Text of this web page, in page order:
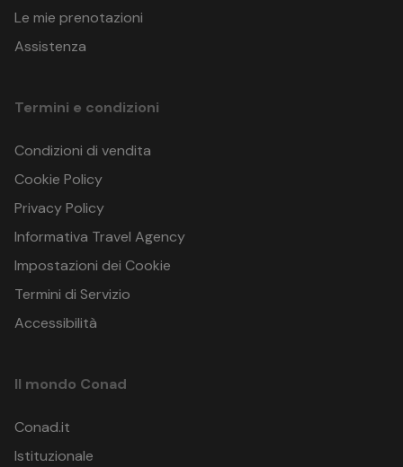
Le mie prenotazioni
Assistenza
Termini e condizioni
Condizioni di vendita
Cookie Policy
Privacy Policy
Informativa Travel Agency
Impostazioni dei Cookie
Termini di Servizio
Accessibilità
Il mondo Conad
Conad.it
Istituzionale